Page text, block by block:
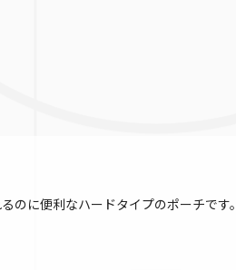
のに便利なハードタイプのポーチです。